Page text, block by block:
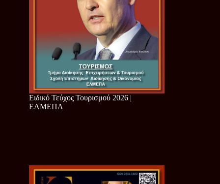
Ειδικό Τεύχος Τουρισμού 2026 |
ΕΛΜΕΠΑ